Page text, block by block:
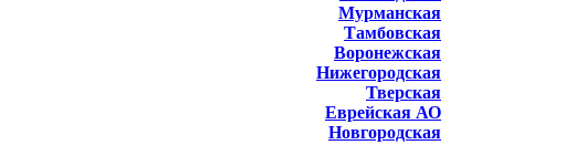
Мурманская
Тамбовская
Воронежская
Нижегородская
Тверская
Еврейская АО
Новгородская